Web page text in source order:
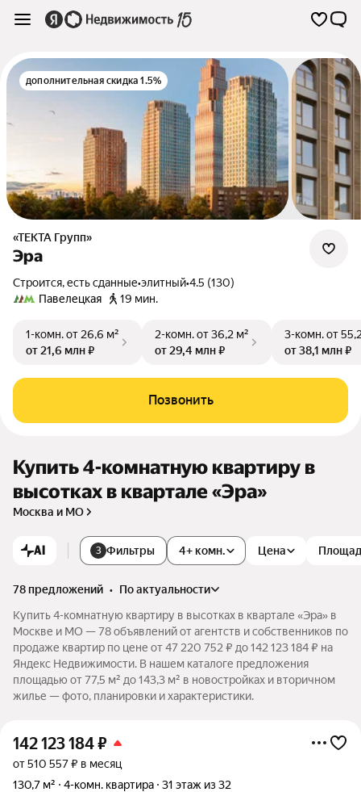
дополнительная скидка 1.5%
«ТЕКТА Групп»
Эра
Строится, есть сданные•элитный•4.5 (130)
Павелецкая
19 мин.
1-комн.от 26,6 м²
от 21,6 млн ₽
2-комн.от 36,2 м²
от 29,4 млн ₽
3-комн.от
от 38,1 млн ₽
Позвонить
Купить 4-комнатную квартиру в
высотках в квартале «Эра»
Москва и МО
AI 3 Фильтры 4+ комн. Цена
78 предложений •
по актуальности
Купить 4-комнатную квартиру в высотках в квартале «Эра» в
Москве и МО — 78 объявлений от агентств и собственников по
продаже квартир по цене от 47 220 752 ₽ до 142 123 184 ₽ на
Яндекс Недвижимости. В нашем каталоге предложения
площадью от 77,5 м² до 143,3 м² в новостройках и вторичном
жилье — фото, планировки и характеристики.
142 123 184₽
от 510 557 ₽ в месяц
130,7 м²
4-комн. квартира 31 этаж из 32